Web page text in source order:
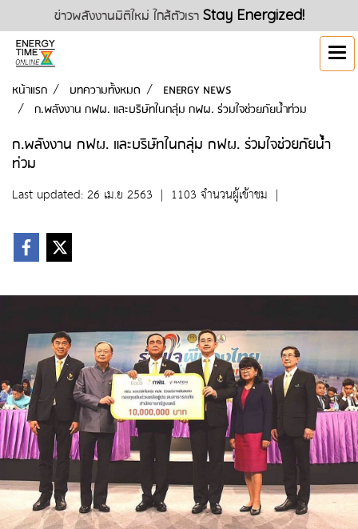
ข่าวพลังงานมิติใหม่ ใกล้ตัวเรา Stay Energized!
หน้าแรก บทความทั้งหมด
ENERGY NEWS
ก.พลังงาน กฟผ. และบริษัทในกลุ่ม กฟผ. ร่วมใจช่วยภัยน้ำท่วม
ก.พลังงาน กฟผ. และบริษัทในกลุ่ม กฟผ. ร่วมใจช่วยภัยน้ำ
ท่วม
Last updated: 26 เม.ย 2563 | 1103 จำนวนผู้เข้าชม |